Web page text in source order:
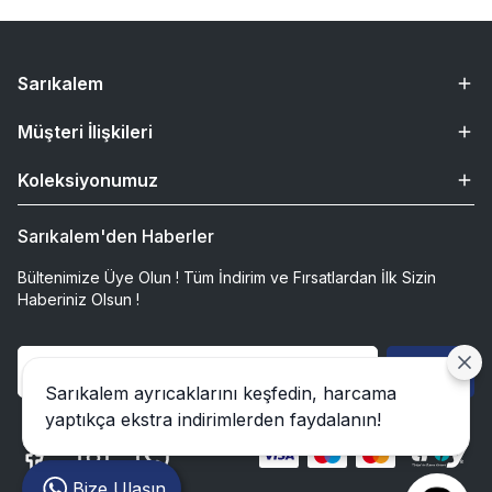
Sarıkalem
Müşteri İlişkileri
Koleksiyonumuz
Sarıkalem'den Haberler
Bültenimize Üye Olun ! Tüm İndirim ve Fırsatlardan İlk Sizin
Haberiniz Olsun !
Gönder
Sarıkalem ayrıcaklarını keşfedin, harcama
yaptıkça ekstra indirimlerden faydalanın!